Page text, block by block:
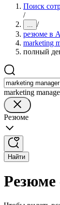
Поиск
/
... /
резюме в
marketing
полный
marketing
Резюме
Найти
Резюме